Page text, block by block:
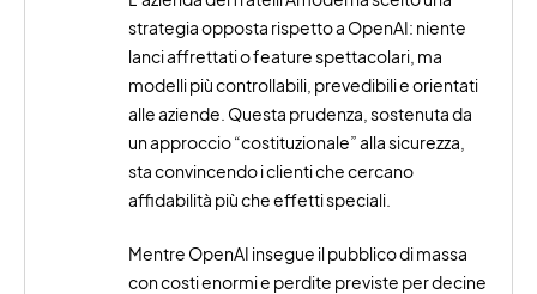
strategia opposta rispetto a OpenAI: niente
lanci affrettati o feature spettacolari, ma
modelli più controllabili, prevedibili e orientati
alle aziende. Questa prudenza, sostenuta da
un approccio “costituzionale” alla sicurezza,
sta convincendo i clienti che cercano
affidabilità più che effetti speciali.
Mentre OpenAI insegue il pubblico di massa
con costi enormi e perdite previste per decine